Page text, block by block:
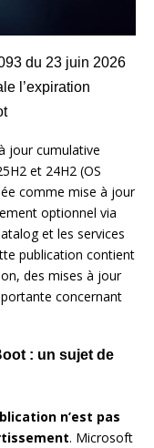
du 23 juin 2026
l’expiration
jour cumulative
et 24H2 (OS
comme mise à jour
optionnel via
et les services
publication contient
des mises à jour
concernant
: un sujet de
n’est pas
. Microsoft